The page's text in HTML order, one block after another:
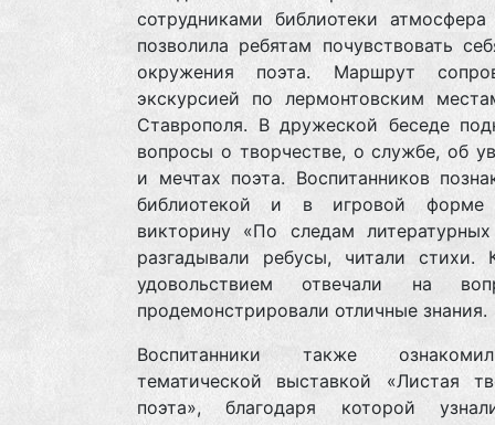
сотрудниками библиотеки
позволила ребятам почувствовать
окружения поэта. Маршрут
экскурсией по лермонтовским
Ставрополя. В дружеской беседе
вопросы о творчестве, о службе, об
и мечтах поэта. Воспитанников
библиотекой и в игровой форме
викторину «По следам литературных
разгадывали ребусы, читали стихи.
удовольствием отвечали на
продемонстрировали отличные знания.
Воспитанники также
тематической выставкой «Листая
поэта», благодаря которой